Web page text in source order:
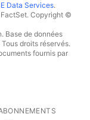
Data Services.
Copyright ©
Base de données
droits réservés.
fournis par